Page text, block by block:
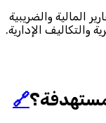
المالية والضريبية
والتكاليف الإدارية.
🔗